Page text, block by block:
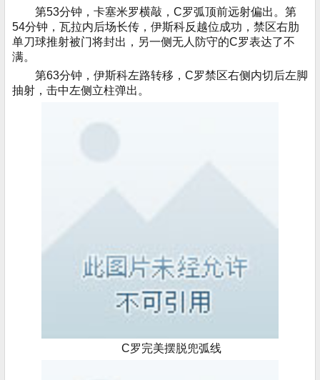
第53分钟，卡塞米罗横敲，C罗弧顶前远射偏出。第
54分钟，瓦拉内后场长传，伊斯科反越位成功，禁区右肋
单刀球推射被门将封出，另一侧无人防守的C罗表达了不
满。
第63分钟，伊斯科左路转移，C罗禁区右侧内切后左脚
抽射，击中左侧立柱弹出。
C罗完美摆脱兜弧线